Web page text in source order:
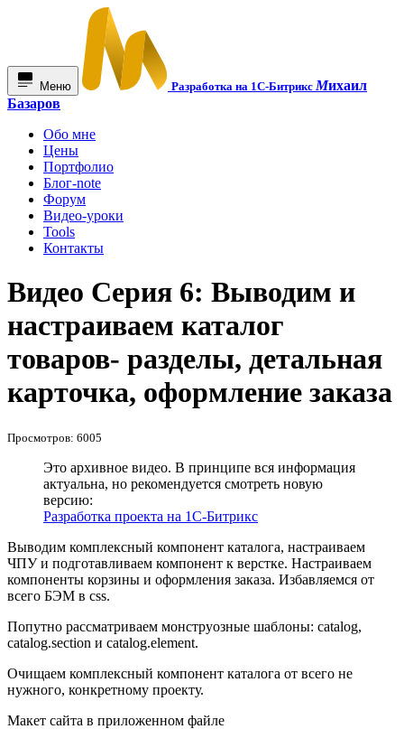
Меню Разработка на 1С-БитриксМихаил
Базаров
Обо мне
Цены
Портфолио
Блог-note
Форум
Видео-уроки
Tools
Контакты
Видео Серия 6: Выводим и
настраиваем каталог
товаров- разделы, детальная
карточка, оформление заказа
Просмотров: 6005
Это архивное видео. В принципе вся информация
актуальна, но рекомендуется смотреть новую
версию:
Разработка проекта на 1С-Битрикс
Выводим комплексный компонент каталога, настраиваем
ЧПУ и подготавливаем компонент к верстке. Настраиваем
компоненты корзины и оформления заказа. Избавляемся от
всего БЭМ в css.
Попутно рассматриваем монструозные шаблоны: catalog,
catalog.section и catalog.element.
Очищаем комплексный компонент каталога от всего не
нужного, конкретному проекту.
Макет сайта в приложенном файле